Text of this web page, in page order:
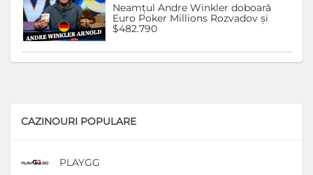
Neamțul Andre Winkler doboară
Euro Poker Millions Rozvadov și
$482.790
CAZINOURI POPULARE
PLAYGG